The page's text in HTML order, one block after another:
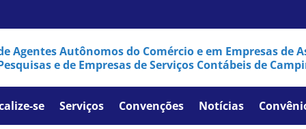
Agentes Autônomos do Comércio e em Empresas de
e de Empresas de Serviços Contábeis de
se Serviços Convenções Notícias